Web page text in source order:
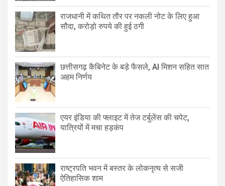
राजधानी में कथित तौर पर नकली नोट के लिए हुआ
सौदा, करोड़ो रुपये की हुई ठगी
छत्तीसगढ़ कैबिनेट के बड़े फैसले, AI मिशन सहित सात
अहम निर्णय
एयर इंडिया की फ्लाइट में तेज टर्बुलेंस की चपेट,
यात्रियों में मचा हड़कंप
राष्ट्रपति भवन में बस्तर के लोकनृत्य से सजी
ऐतिहासिक शाम